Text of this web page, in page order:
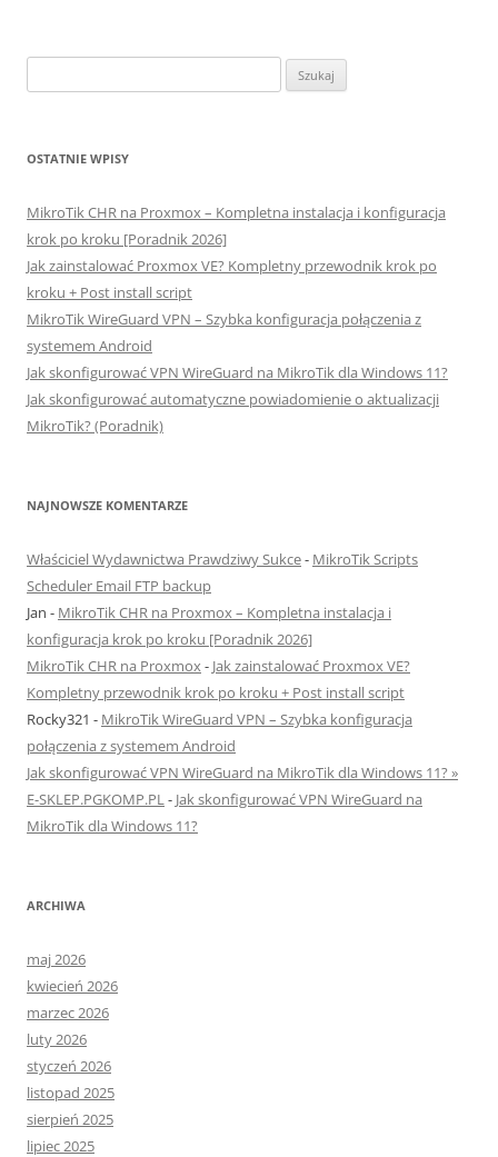
OSTATNIE WPISY
MikroTik CHR na Proxmox – Kompletna instalacja i konfiguracja
krok po kroku [Poradnik 2026]
Jak zainstalować Proxmox VE? Kompletny przewodnik krok po
kroku + Post install script
MikroTik WireGuard VPN – Szybka konfiguracja połączenia z
systemem Android
Jak skonfigurować VPN WireGuard na MikroTik dla Windows 11?
Jak skonfigurować automatyczne powiadomienie o aktualizacji
MikroTik? (Poradnik)
NAJNOWSZE KOMENTARZE
Właściciel Wydawnictwa Prawdziwy Sukce- MikroTik Scripts
Scheduler Email FTP backup
Jan - MikroTik CHR na Proxmox – Kompletna instalacja i
konfiguracja krok po kroku [Poradnik 2026]
MikroTik CHR na Proxmox- Jak zainstalować Proxmox VE?
Kompletny przewodnik krok po kroku + Post install script
Rocky321 - MikroTik WireGuard VPN – Szybka konfiguracja
połączenia z systemem Android
Jak skonfigurować VPN WireGuard na MikroTik dla Windows 11? »
E-SKLEP.PGKOMP.PL- Jak skonfigurować VPN WireGuard na
MikroTik dla Windows 11?
ARCHIWA
maj 2026
kwiecień 2026
marzec 2026
luty 2026
styczeń 2026
listopad 2025
sierpień 2025
lipiec 2025